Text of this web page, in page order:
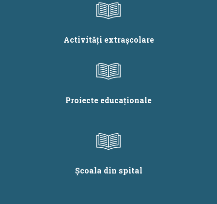
Activități extrașcolare
Proiecte educaționale
Școala din spital